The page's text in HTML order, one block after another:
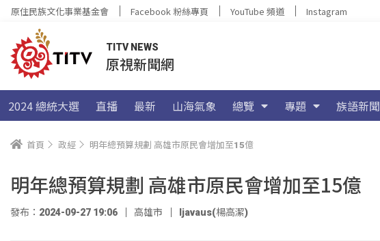
原住民族文化事業基金會 Facebook 粉絲專頁 YouTube 頻道 Instagram
TITV NEWS
原視新聞網
2024 總統大選 直播 最新 山海氣象 總覽 專題 族語新聞
首頁 政經 明年總預算規劃 高雄市原民會增加至15億
明年總預算規劃 高雄市原民會增加至15億
發布：2024-09-27 19:06 高雄市 ljavaus(楊高潔)